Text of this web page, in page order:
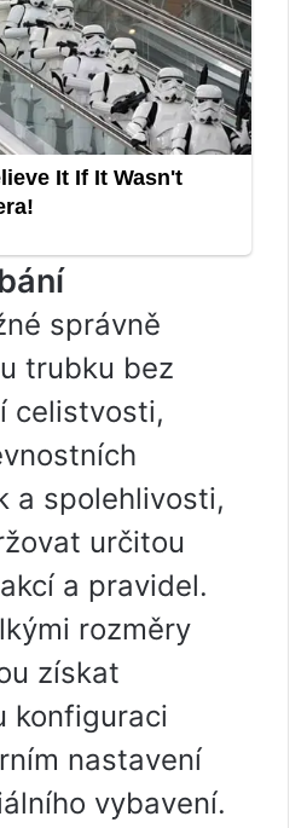
správně
trubku bez
celistvosti,
a spolehlivosti,
určitou
a pravidel.
rozměry
získat
konfiguraci
nastavení
vybavení.